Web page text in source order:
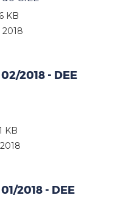
KB
2018
2018 - DEE
KB
2018 - DEE